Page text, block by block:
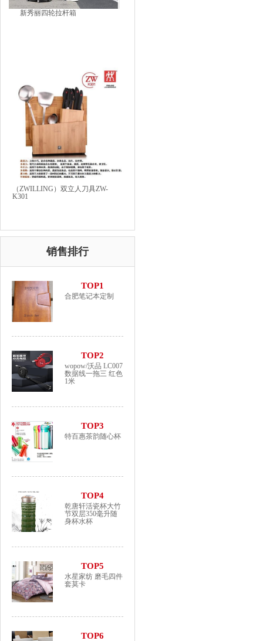
新秀丽四轮拉杆箱
（ZWILLING）双立人刀具ZW-
K301
销售排行
TOP1
合肥笔记本定制
TOP2
wopow/沃品 LC007
数据线一拖三 红色
1米
TOP3
特百惠茶韵随心杯
TOP4
乾唐轩活瓷杯大竹
节双层350毫升随
身杯水杯
TOP5
水星家纺 磨毛四件
套莫卡
TOP6